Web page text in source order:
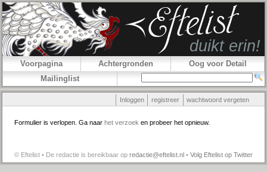
Voorpagina Achtergronden
Oog voor Detail
Mailinglist
Inloggen registreer wachtwoord vergeten
Formulier is verlopen. Ga naar het verzoek en probeer het opnieuw.
© Eftelist • De redactie is bereikbaar op redactie@eftelist.nl • Volg Eftelist op Twitter